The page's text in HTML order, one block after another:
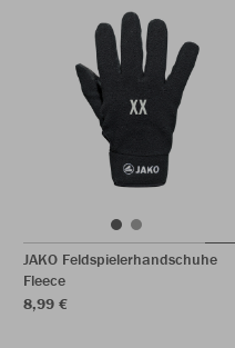
JAKO Feldspielerhandschuhe
Fleece
8,99 €